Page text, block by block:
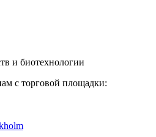
и биотехнологии
с торговой площадки: